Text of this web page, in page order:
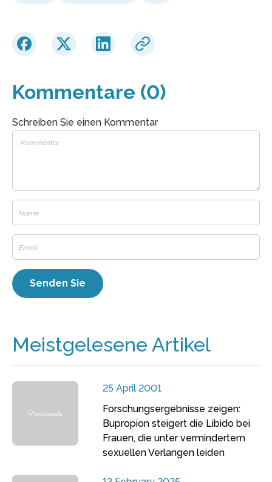
Kommentare (0)
Schreiben Sie einen Kommentar
Meistgelesene Artikel
25 April 2001
Forschungsergebnisse zeigen:
Bupropion steigert die Libido bei
Frauen, die unter vermindertem
sexuellen Verlangen leiden